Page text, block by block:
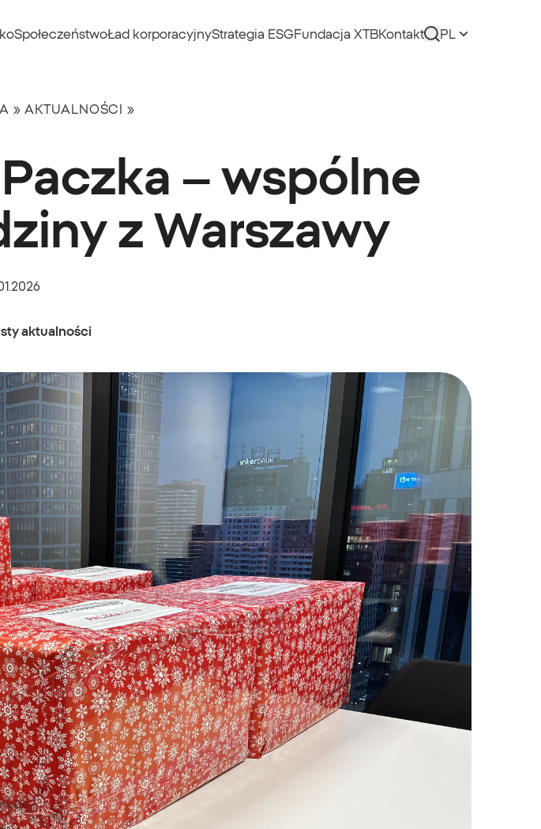
SpołeczeństwoŁad korporacyjnyStrategia ESGFundacja XTBKontakt PL
»AKTUALNOŚCI »
– wspólne
z Warszawy
aktualności